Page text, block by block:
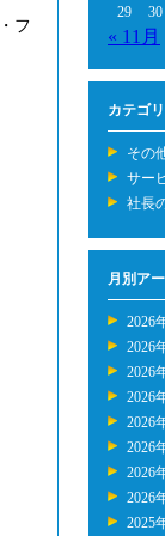
フ
29 30
« 11月
カテゴ
その
サー
社長
月別ア
2026
2026
2026
2026
2026
2026
2026
2026
2025